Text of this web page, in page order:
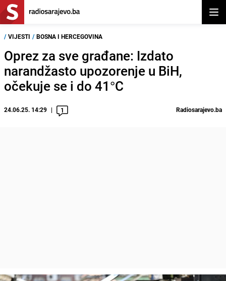
/ VIJESTI / BOSNA I HERCEGOVINA
Oprez za sve građane: Izdato
narandžasto upozorenje u BiH,
očekuje se i do 41°C
24.06.25. 14:29 1 Radiosarajevo.ba